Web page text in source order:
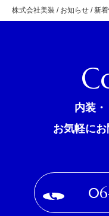
株式会社美装 / お知らせ /新
内装・
お気軽にお